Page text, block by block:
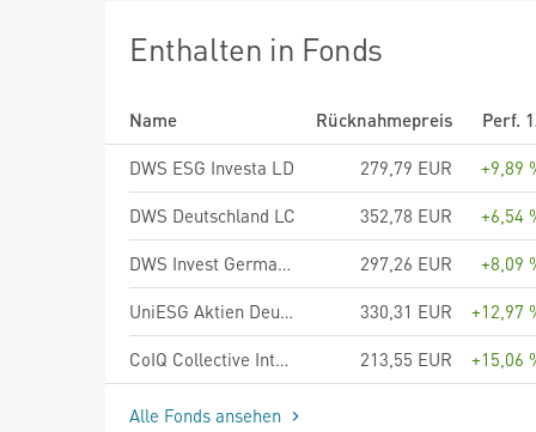
Enthalten in Fonds
Name Rücknahmepreis
Perf.
DWS ESG Investa LD
279,79 EUR
+9,89
DWS Deutschland LC
352,78 EUR
+6,54
DWS Invest German Equities LC
297,26 EUR
+8,09
UniESG Aktien Deutschland
330,31 EUR
+12,97
CoIQ Collective Intelligence Fund - Anteilklasse R
213,55 EUR +15,06
Alle Fonds ansehen